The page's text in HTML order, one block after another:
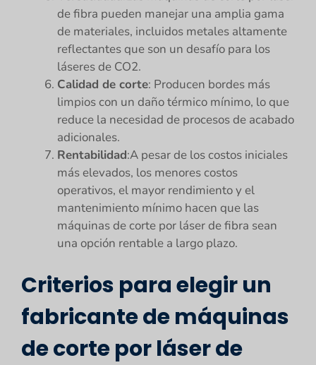
de fibra pueden manejar una amplia gama
de materiales, incluidos metales altamente
reflectantes que son un desafío para los
láseres de CO2.
Calidad de corte: Producen bordes más
limpios con un daño térmico mínimo, lo que
reduce la necesidad de procesos de acabado
adicionales.
Rentabilidad:A pesar de los costos iniciales
más elevados, los menores costos
operativos, el mayor rendimiento y el
mantenimiento mínimo hacen que las
máquinas de corte por láser de fibra sean
una opción rentable a largo plazo.
Criterios para elegir un
fabricante de máquinas
de corte por láser de